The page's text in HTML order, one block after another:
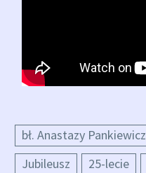
bł. Anastazy Pankiewicz
Jubileusz
25-lecie